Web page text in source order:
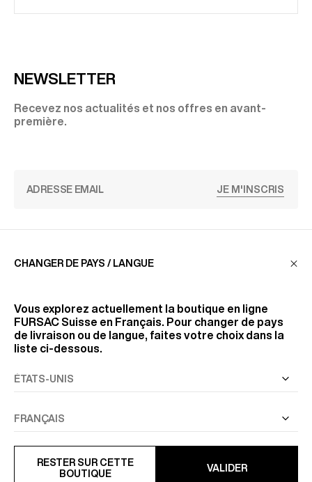
NEWSLETTER
Recevez nos actualités et nos offres en avant-
première.
JE M'INSCRIS
LA MAISON
RETROUVEZ-NOUS
CHANGER DE PAYS / LANGUE
Vous explorez actuellement la boutique en ligne
FURSAC Suisse en Français. Pour changer de pays
de livraison ou de langue, faites votre choix dans la
liste ci-dessous.
RESTER SUR CETTE
BOUTIQUE
VALIDER